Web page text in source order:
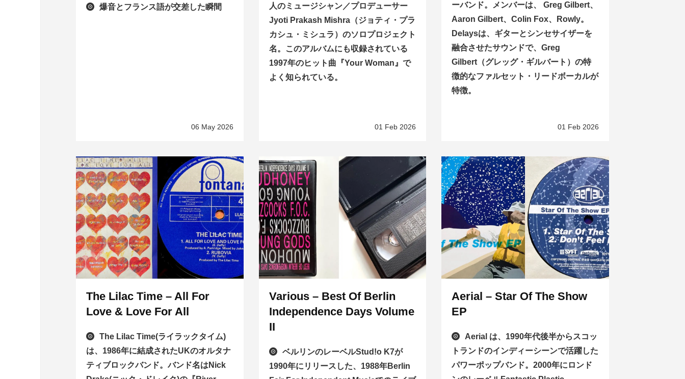
爆音とフランス語が交差した瞬間
06 May 2026
人のミュージシャン／プロデューサー
Jyoti Prakash Mishra（ジョティ・プラ
カシュ・ミシュラ）のソロプロジェクト
名。このアルバムにも収録されている
1997年のヒット曲『Your Woman』で
よく知られている。
01 Feb 2026
ーバンド。メンバーは、 Greg Gilbert、
Aaron Gilbert、Colin Fox、Rowly。
Delaysは、ギターとシンセサイザーを
融合させたサウンドで、Greg
Gilbert（グレッグ・ギルバート）の特
徴的なファルセット・リードボーカルが
特徴。
01 Feb 2026
The Lilac Time – All For
Love & Love For All
The Lilac Time(ライラックタイム)
は、1986年に結成されたUKのオルタナ
ティブロックバンド。バンド名はNick
Various – Best Of Berlin
Independence Days Volume
II
ベルリンのレーベルStud!o K7が
1990年にリリースした、1988年Berlin
Aerial – Star Of The Show
EP
Aerial は、1990年代後半からスコッ
トランドのインディーシーンで活躍した
パワーポップバンド。2000年にロンド